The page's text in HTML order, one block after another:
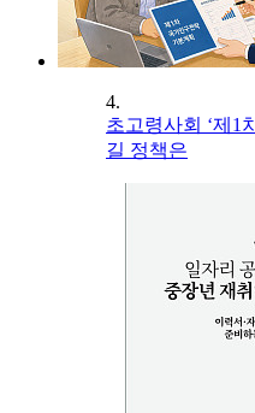
4.
초고령사회 ‘제1
길 정책은